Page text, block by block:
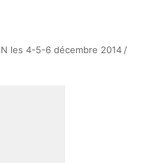
les 4-5-6 décembre 2014 /